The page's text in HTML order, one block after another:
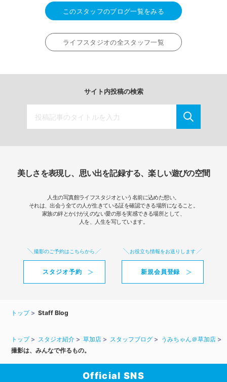
このスタッフのブログ一覧をみる
ライフスタジオの全スタッフ一覧
サイト内投稿の検索
美しさを表現し、思い出を記録する、楽しい遊びの空間
人生の写真館ライフスタジオという名前に込めた想い。
それは、出会う全ての人が生きている証を確認できる場所になること。
家族の絆とかけがえのない愛の形を実感できる場所として、
人を、人生を写しています。
撮影のご予約はこちらから
スタジオ予約
お役立ち情報をお送りします
新規会員登録
トップ Staff Blog
トップ スタジオ紹介 草加店 スタッフブログ
うみちゃん＠草加店
撮影は、みんなで作るもの。
Official SNS